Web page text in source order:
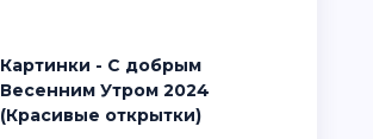
Картинки - С добрым
Весенним Утром 2024
(Красивые открытки)